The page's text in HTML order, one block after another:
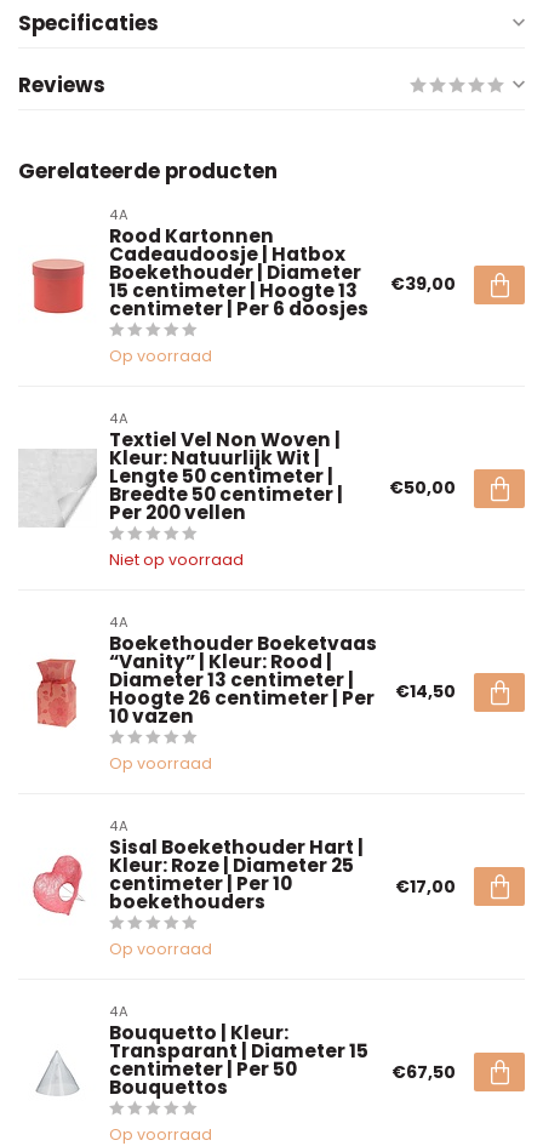
Specificaties
Reviews
Gerelateerde producten
4A
Rood Kartonnen
Cadeaudoosje | Hatbox
Boekethouder | Diameter
15 centimeter | Hoogte 13
centimeter | Per 6 doosjes
Op voorraad
€39,00
4A
Textiel Vel Non Woven |
Kleur: Natuurlijk Wit |
Lengte 50 centimeter |
Breedte 50 centimeter |
Per 200 vellen
Niet op voorraad
€50,00
4A
Boekethouder Boeketvaas
“Vanity” | Kleur: Rood |
Diameter 13 centimeter |
Hoogte 26 centimeter | Per
10 vazen
Op voorraad
€14,50
4A
Sisal Boekethouder Hart |
Kleur: Roze | Diameter 25
centimeter | Per 10
boekethouders
Op voorraad
€17,00
4A
Bouquetto | Kleur:
Transparant | Diameter 15
centimeter | Per 50
Bouquettos
Op voorraad
€67,50